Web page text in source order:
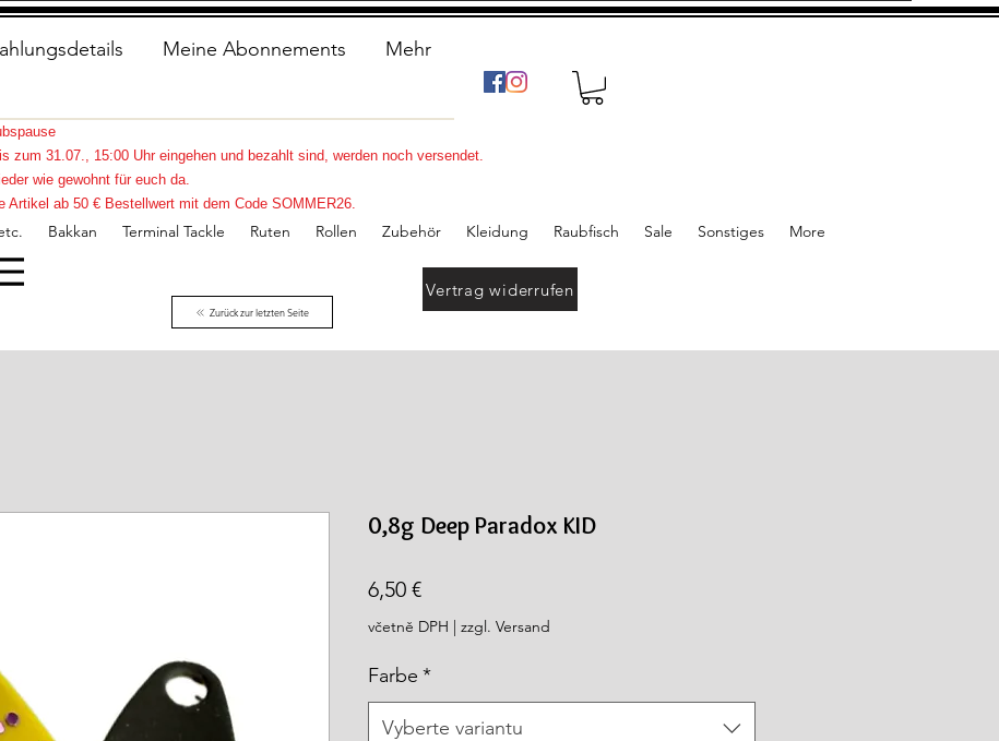
Meine Abonnements Mehr
Bakkan Terminal Tackle Ruten Rollen Zubehör Kleidung Raubfisch Sale Sonstiges More
31.07., 15:00 Uhr eingehen und bezahlt sind, werden noch versendet.
wie gewohnt für euch da.
ab 50 € Bestellwert mit dem Code SOMMER26.
Vertrag widerrufen
Zurück zur letzten Seite
0,8g Deep Paradox KID
6,50 €Cena
včetně DPH | zzgl. Versand
Farbe *
Vyberte variantu